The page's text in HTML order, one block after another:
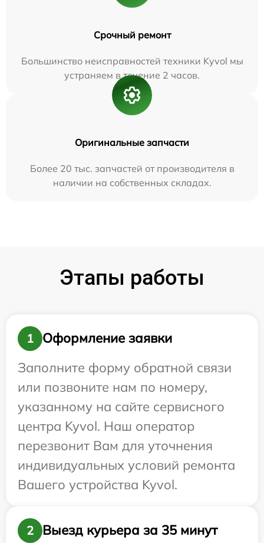
Срочный ремонт
Большинство неисправностей техники Kyvol мы
устраняем в течение 2 часов.
Оригинальные запчасти
Более 20 тыс. запчастей от производителя в
наличии на собственных складах.
Этапы работы
1
Оформление заявки
Заполните форму обратной связи
или позвоните нам по номеру,
указанному на сайте сервисного
центра Kyvol. Наш оператор
перезвонит Вам для уточнения
индивидуальных условий ремонта
Вашего устройства Kyvol.
2
Выезд курьера за 35 минут